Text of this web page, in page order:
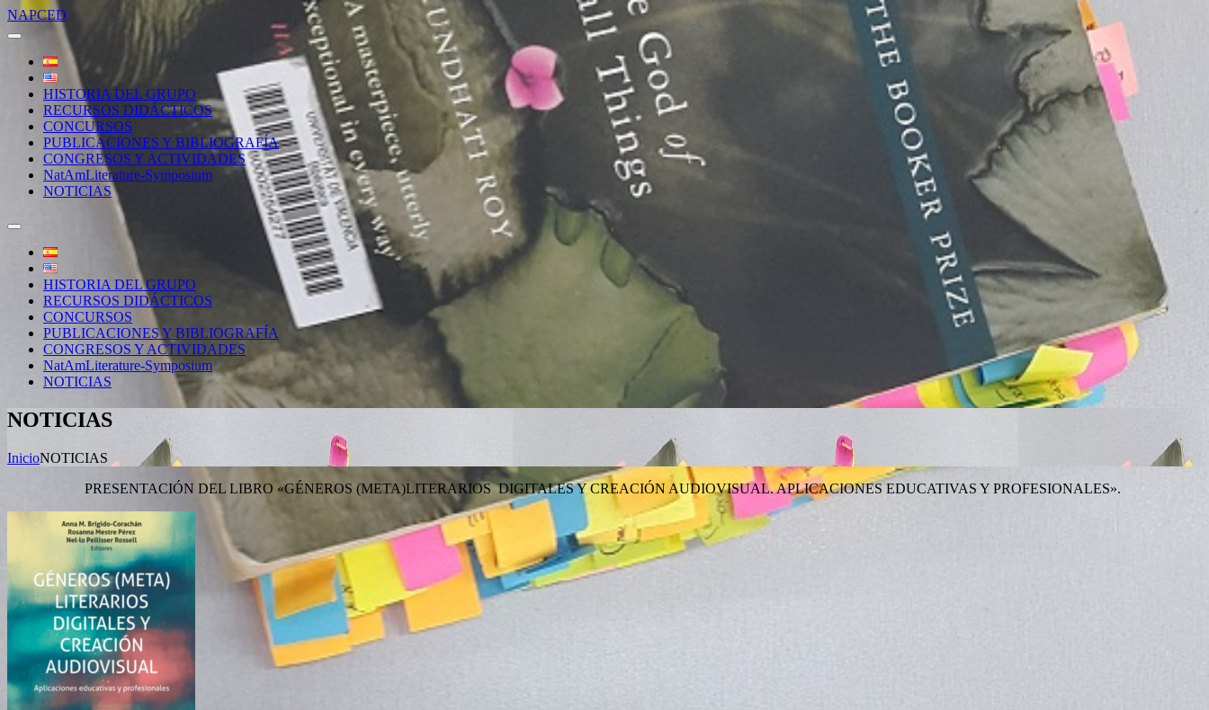
NAPCED
HISTORIA DEL GRUPO
RECURSOS DIDÁCTICOS
CONCURSOS
PUBLICACIONES Y BIBLIOGRAFÍA
CONGRESOS Y ACTIVIDADES
NatAmLiterature-Symposium
NOTICIAS
HISTORIA DEL GRUPO
RECURSOS DIDÁCTICOS
CONCURSOS
PUBLICACIONES Y BIBLIOGRAFÍA
CONGRESOS Y ACTIVIDADES
NatAmLiterature-Symposium
NOTICIAS
NOTICIAS
InicioNOTICIAS
PRESENTACIÓN DEL LIBRO «GÉNEROS (META)LITERARIOS DIGITALES Y CREACIÓN AUDIOVISUAL. APLICACIONES EDUCATIVAS Y PROFESIONALES».